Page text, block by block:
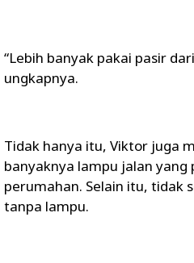
“Lebih banyak pakai pasir
ungkapnya.
Tidak hanya itu, Viktor juga
banyaknya lampu jalan yang
perumahan. Selain itu, tidak
tanpa lampu.